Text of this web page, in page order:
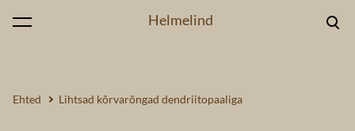
Helmelind
lisati ostukorvi. Vaata ostukorvi
Ehted Lihtsad kõrvarõngad dendriitopaaliga